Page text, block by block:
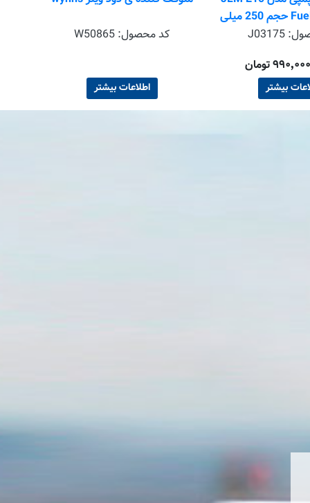
Fuel Treatment حجم 250 میلی
لیتر J03175
بیشتر
کد محصول: W50865
اطلاعات بیشتر